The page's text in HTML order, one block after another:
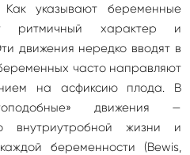
Как указывают беременные
ритмичный характер и
движения нередко вводят в
часто направляют
на асфиксию плода. В
движения —
внутриутробной жизни и
беременности (Bewis,